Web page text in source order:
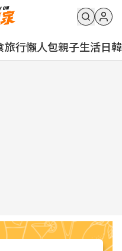
旅行懶人包親子生活日韓